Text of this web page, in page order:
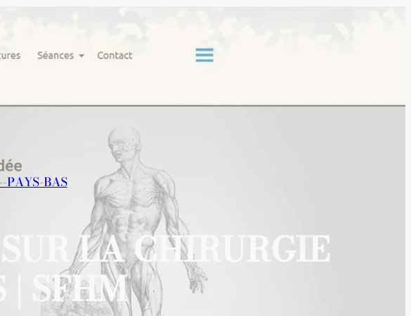
PAYS-BAS
LA CHIRURGIE
SFHM